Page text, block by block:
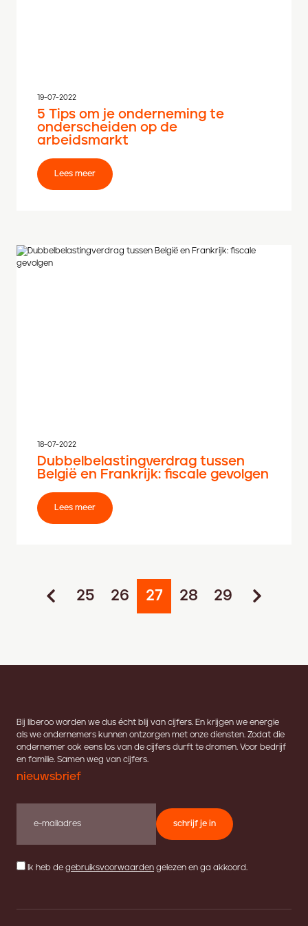
19-07-2022
5 Tips om je onderneming te
onderscheiden op de
arbeidsmarkt
Lees meer
18-07-2022
Dubbelbelastingverdrag tussen
België en Frankrijk: fiscale gevolgen
Lees meer
25 26 27 28 29
Bij liberoo worden we dus écht blij van cijfers. En krijgen we energie
als we ondernemers kunnen ontzorgen met onze diensten. Zodat die
ondernemer ook eens los van de cijfers durft te dromen. Voor bedrijf
en familie. Samen weg van cijfers.
nieuwsbrief
schrijf je in
Ik heb de gebruiksvoorwaarden gelezen en ga akkoord.